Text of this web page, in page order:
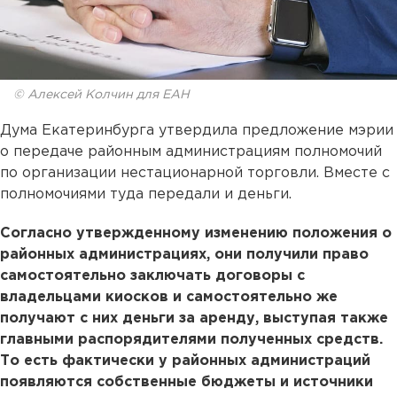
© Алексей Колчин для ЕАН
Дума Екатеринбурга утвердила предложение мэрии
о передаче районным администрациям полномочий
по организации нестационарной торговли. Вместе с
полномочиями туда передали и деньги.
Согласно утвержденному изменению положения о
районных администрациях, они получили право
самостоятельно заключать договоры с
владельцами киосков и самостоятельно же
получают с них деньги за аренду, выступая также
главными распорядителями полученных средств.
То есть фактически у районных администраций
появляются собственные бюджеты и источники